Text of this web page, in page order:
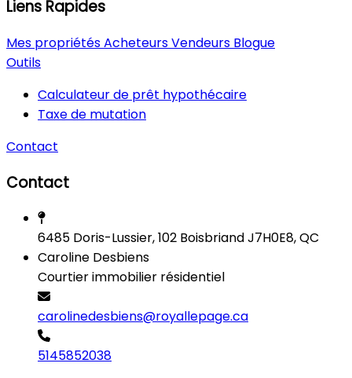
Liens Rapides
Mes propriétésAcheteursVendeurs Blogue
Outils
Calculateur de prêt hypothécaire
Taxe de mutation
Contact
Contact
6485 Doris-Lussier, 102 Boisbriand J7H0E8, QC
Caroline Desbiens
Courtier immobilier résidentiel
carolinedesbiens@royallepage.ca
5145852038